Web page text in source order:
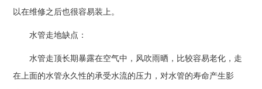
以在维修之后也很容易装上。
水管走地缺点：
水管走顶长期暴露在空气中，风吹雨晒，比较容易老化，走
在上面的水管永久性的承受水流的压力，对水管的寿命产生影